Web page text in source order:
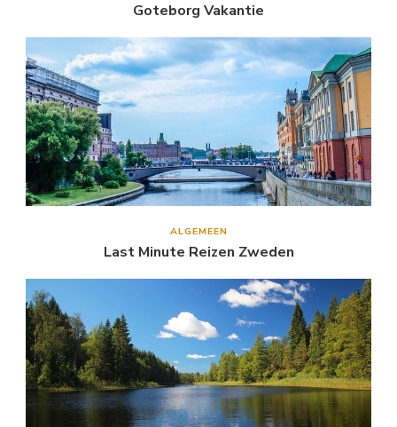
Goteborg Vakantie
ALGEMEEN
Last Minute Reizen Zweden